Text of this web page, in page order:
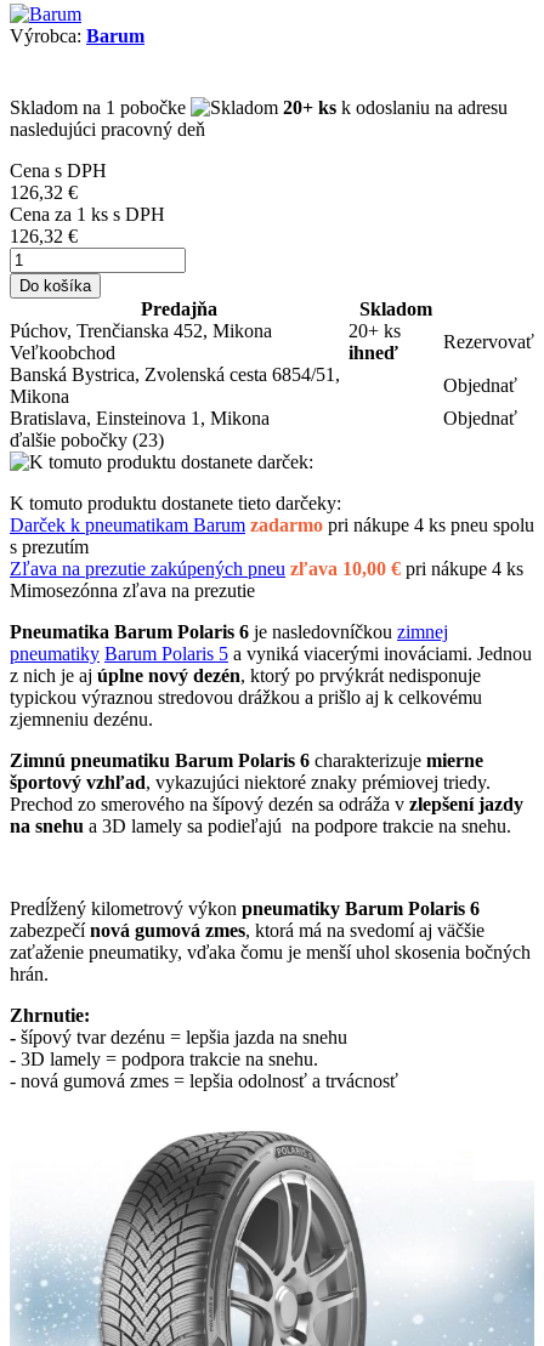
Výrobca: Barum
Skladom na 1 pobočke 20+ ks k odoslaniu na adresu
nasledujúci pracovný deň
Cena s DPH
126,32 €
Cena za 1 ks s DPH
126,32 €
Do košíka
Predajňa
Skladom
Púchov, Trenčianska 452, Mikona
Veľkoobchod
20+ ks
ihneď
Rezervovať
Banská Bystrica, Zvolenská cesta 6854/51,
Mikona
Objednať
Bratislava, Einsteinova 1, Mikona
Objednať
ďalšie pobočky (23)
K tomuto produktu dostanete tieto darčeky:
Darček k pneumatikam Barum zadarmo pri nákupe 4 ks pneu spolu
s prezutím
Zľava na prezutie zakúpených pneu zľava 10,00 € pri nákupe 4 ks
Mimosezónna zľava na prezutie
Pneumatika Barum Polaris 6 je nasledovníčkou zimnej
pneumatiky Barum Polaris 5 a vyniká viacerými inováciami. Jednou
z nich je aj úplne nový dezén, ktorý po prvýkrát nedisponuje
typickou výraznou stredovou drážkou a prišlo aj k celkovému
zjemneniu dezénu.
Zimnú pneumatiku Barum Polaris 6 charakterizuje mierne
športový vzhľad, vykazujúci niektoré znaky prémiovej triedy.
Prechod zo smerového na šípový dezén sa odráža v zlepšení jazdy
na snehu a 3D lamely sa podieľajú na podpore trakcie na snehu.
Predĺžený kilometrový výkon pneumatiky Barum Polaris 6
zabezpečínová gumová zmes, ktorá má na svedomí aj väčšie
zaťaženie pneumatiky, vďaka čomu je menší uhol skosenia bočných
hrán.
Zhrnutie:
- šípový tvar dezénu = lepšia jazda na snehu
- 3D lamely = podpora trakcie na snehu.
- nová gumová zmes = lepšia odolnosť a trvácnosť